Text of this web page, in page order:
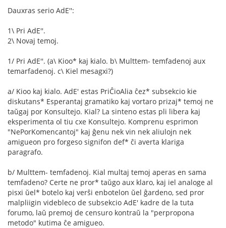
Dauxras serio AdE'':
1\ Pri AdE''.
2\ Novaj temoj.
1/ Pri AdE''. (a\ Kioo* kaj kialo. b\ Multtem- temfadenoj aux
temarfadenoj. c\ Kiel mesagxi?)
a/ Kioo kaj kialo. AdE' estas PriĈioAlia ĉez* subsekcio kie
diskutans* Esperantaj gramatiko kaj vortaro prizaj* temoj ne
taŭgaj por Konsultejo. Kial? La sinteno estas pli libera kaj
eksperimenta ol tiu cxe Konsultejo. Komprenu esprimon
"NePorKomencantoj" kaj ĝenu nek vin nek aliulojn nek
amigueon pro forgeso signifon def* ĉi averta klariga
paragrafo.
b/ Multtem- temfadenoj. Kial multaj temoj aperas en sama
temfadeno? Certe ne pror* taŭgo aux klaro, kaj iel analoge al
pisxi ŭel* botelo kaj verŝi enbotelon ŭel ĝardeno, sed pror
malpliigin videbleco de subsekcio AdE' kadre de la tuta
forumo, laŭ premoj de censuro kontraŭ la "perpropona
metodo" kutima ĉe amigueo.